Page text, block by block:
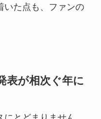
いた点も、ファンの
表が相次ぐ年に